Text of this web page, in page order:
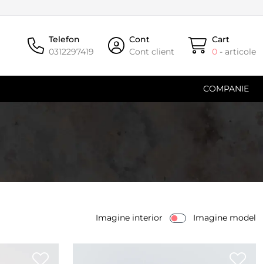
Telefon
0312297419
Cont
Cont client
Cart
0 - articole
COMPANIE
Imagine interior Imagine model